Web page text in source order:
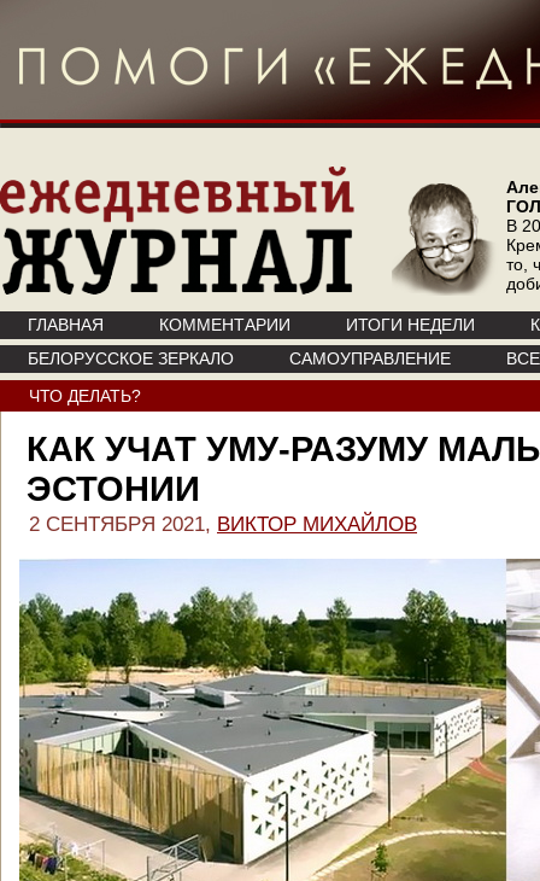
В
то,
ГЛАВНАЯ КОММЕНТАРИИ ИТОГИ НЕДЕЛИ
БЕЛОРУССКОЕ ЗЕРКАЛО
САМОУПРАВЛЕНИЕ
ЧТО ДЕЛАТЬ?
КАК УЧАТ УМУ-РАЗУМУ
ЭСТОНИИ
2 СЕНТЯБРЯ 2021, ВИКТОР МИХАЙЛОВ